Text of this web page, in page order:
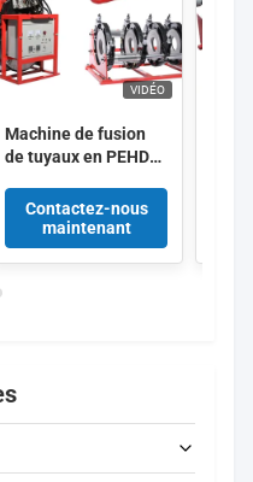
VIDÉO
Machine de fusion
de tuyaux en PEHD
12.65KW 400mm à
630mm 380V
Fournisseur
Contactez-nous
maintenant